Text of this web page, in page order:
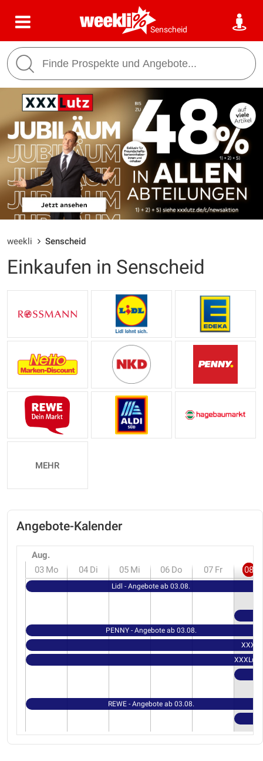
Senscheid
weekli Senscheid
Einkaufen in Senscheid
MEHR
Angebote-Kalender
Aug.
03 Mo 04 Di 05 Mi 06 Do 07 Fr 08
Lidl - Angebote ab 03.08.
PENNY - Angebote ab 03.08.
XXXLutz
REWE - Angebote ab 03.08.